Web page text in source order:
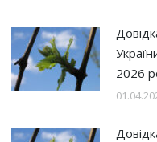
2026